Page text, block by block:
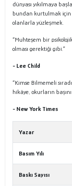
dünyası yıkılmaya
bundan kurtulmak için
olanlarla yüzleşmek.
“Muhteşem bir
olması gerektiği gibi.”
- Lee Child
“Kimse Bilmemeli
hikâye, okurların
- New York Times
Yazar
Basım Yılı
Baskı Sayısı